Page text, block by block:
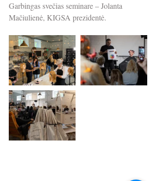
Garbingas svečias seminare – Jolanta
Mačiulienė, KIGSA prezidentė.